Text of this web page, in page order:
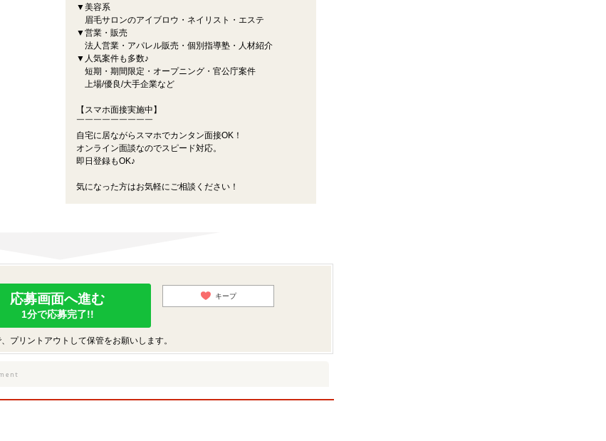
▼美容系
眉毛サロンのアイブロウ・ネイリスト・エステ
▼営業・販売
法人営業・アパレル販売・個別指導塾・人材紹介
▼人気案件も多数♪
短期・期間限定・オープニング・官公庁案件
上場/優良/大手企業など
【スマホ面接実施中】
￣￣￣￣￣￣￣￣￣
自宅に居ながらスマホでカンタン面接OK！
オンライン面談なのでスピード対応。
即日登録もOK♪
気になった方はお気軽にご相談ください！
応募画面へ進む
1分で応募完了!!
キープ
プリントアウトして保管をお願いします。